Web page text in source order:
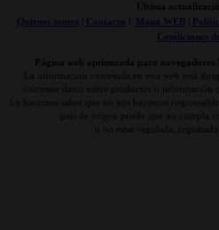
Última
Quienes somos| Contacto Mapa WEB|
Condiciones
Página web optimizada para
La información contenida en esta web está
contener datos sobre productos o información
Le hacemos saber que no nos hacemos
país de origen puede que no cumpla
o no estar regulada,